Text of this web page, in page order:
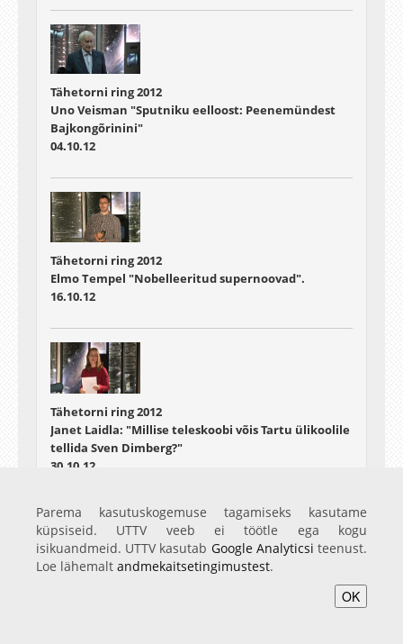
Tähetorni ring 2012
Uno Veisman "Sputniku eelloost: Peenemündest
Bajkongõrinini"
04.10.12
Tähetorni ring 2012
Elmo Tempel "Nobelleeritud supernoovad".
16.10.12
Tähetorni ring 2012
Janet Laidla: "Millise teleskoobi võis Tartu ülikoolile
tellida Sven Dimberg?"
30.10.12
Parema kasutuskogemuse tagamiseks kasutame
küpsiseid. UTTV veeb ei töötle ega kogu
isikuandmeid. UTTV kasutab Google Analyticsi teenust.
Loe lähemalt andmekaitsetingimustest.
OK